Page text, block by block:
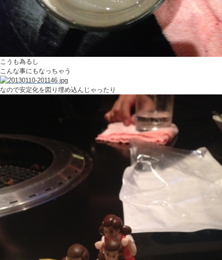
こうも為るし
こんな事にもなっちゃう
なので安定化を図り埋め込んじゃったり